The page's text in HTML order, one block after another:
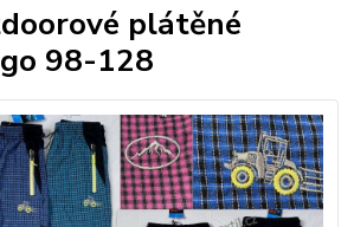
plátěné
98-128